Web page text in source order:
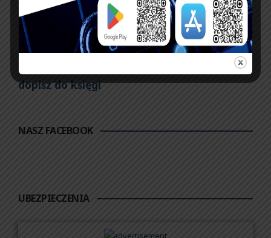
KSIĘGA GOŚCI:
dopisz do księgi
NASZ FACEBOOK
UBEZPIECZENIA